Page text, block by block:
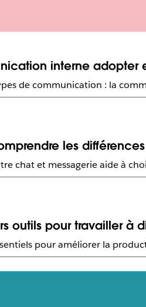
interne adopter
de communication : la
les
chat et messagerie aide à
outils pour travailler à
pour améliorer la